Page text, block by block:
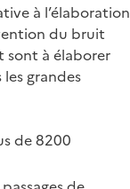
à l’élaboration
du bruit
sont à élaborer
grandes
de 8200